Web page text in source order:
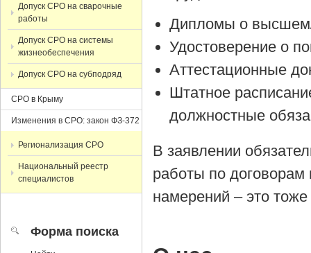
Дипломы о
Удостоверение о
Аттестационные
Штатное
должностные
В заявлении
работы по договорам
намерений – это
Допуск СРО на сварочные
работы
Допуск СРО на системы
жизнеобеспечения
Допуск СРО на субподряд
СРО в Крыму
Изменения в СРО: закон ФЗ-372
Регионализация СРО
Национальный реестр
специалистов
Форма поиска